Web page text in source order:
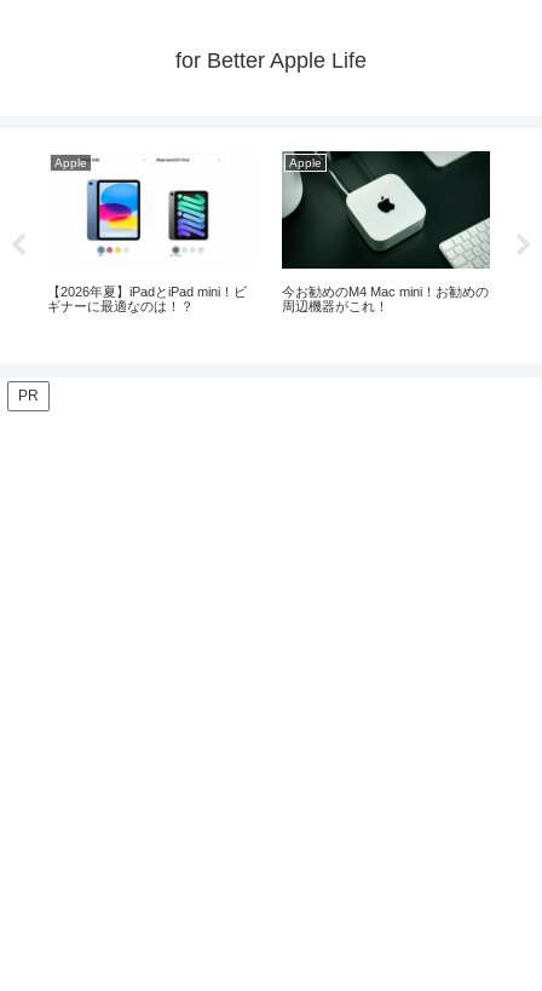
for Better Apple Life
Apple
メモリ24GB以上ならMacBook Air
よりProが安心！？
Apple
Macの中で最もコスパの良いMac
miniがお勧めな人とその理由！
PR